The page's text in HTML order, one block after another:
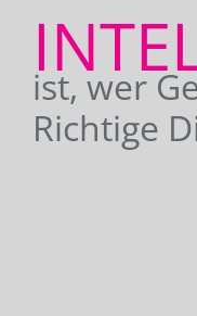
ist, wer
Richtige